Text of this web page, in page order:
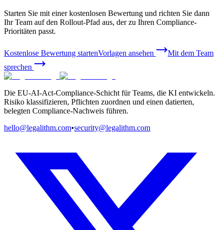
Starten Sie mit einer kostenlosen Bewertung und richten Sie dann
Ihr Team auf den Rollout-Pfad aus, der zu Ihren Compliance-
Prioritäten passt.
Kostenlose Bewertung startenVorlagen ansehen
Mit dem Team
sprechen
Die EU-AI-Act-Compliance-Schicht für Teams, die KI entwickeln.
Risiko klassifizieren, Pflichten zuordnen und einen datierten,
belegten Compliance-Nachweis führen.
hello@legalithm.com•security@legalithm.com